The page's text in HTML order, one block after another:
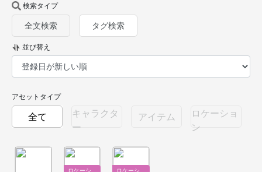
検索タイプ
全文検索 タグ検索
並び替え
アセットタイプ
全て
キャラクタ
ー
アイテム
ロケーショ
ン
ロケーシ
ロケーシ